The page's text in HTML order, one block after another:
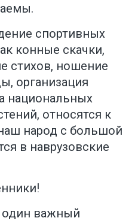
спортивных
конные скачки,
стихов, ношение
организация
национальных
относятся к
народ с большой
в наврузовские
один важный